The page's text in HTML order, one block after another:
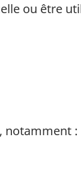
ou être
notamment :